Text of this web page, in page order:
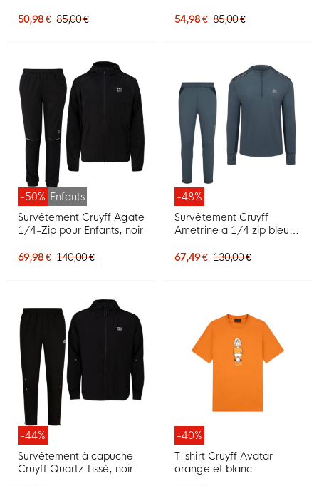
50,98 € 85,00 €
54,98 € 85,00 €
-50% Enfants
Survêtement Cruyff Agate
1/4-Zip pour Enfants, noir
69,98 € 140,00 €
-48%
Survêtement Cruyff
Ametrine à 1/4 zip bleu
67,49 € 130,00 €
-44%
Survêtement à capuche
Cruyff Quartz Tissé, noir
-40%
T-shirt Cruyff Avatar
orange et blanc